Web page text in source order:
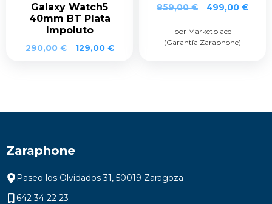
Galaxy Watch5
40mm BT Plata
Impoluto
290,00€ 129,00 €
859,00€ 499,00 €
por Marketplace
(Garantía Zaraphone)
Zaraphone
Paseo los Olvidados 31, 50019 Zaragoza
642 34 22 23